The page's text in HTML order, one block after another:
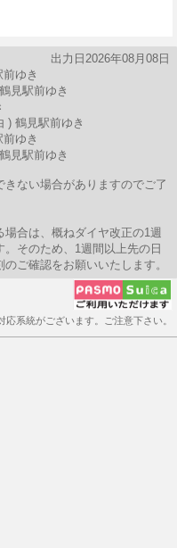
出力日2026年08月08日
ゆき
見駅前ゆき
) 鶴見駅前ゆき
ゆき
見駅前ゆき
ない場合がありますのでご了
合は、概ねダイヤ改正の1週
そのため、1週間以上先の日
ご確認をお願いいたします。
系統がございます。ご注意下さい。